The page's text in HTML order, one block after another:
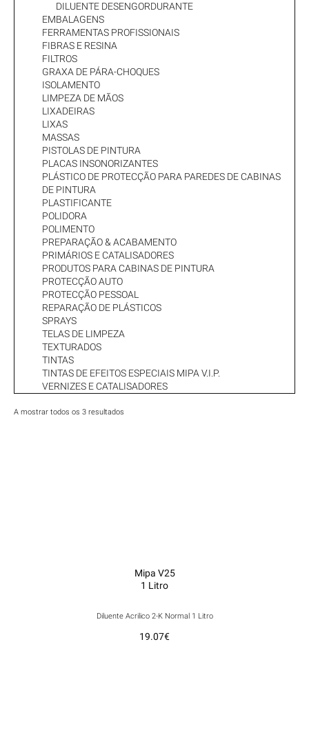
A mostrar todos os 3 resultados
Mipa V25
1 Litro
Diluente Acrilico 2-K Normal 1 Litro
19.07€
DILUENTE DESENGORDURANTE
EMBALAGENS
FERRAMENTAS PROFISSIONAIS
FIBRAS E RESINA
FILTROS
GRAXA DE PÁRA-CHOQUES
ISOLAMENTO
LIMPEZA DE MÃOS
LIXADEIRAS
LIXAS
MASSAS
PISTOLAS DE PINTURA
PLACAS INSONORIZANTES
PLÁSTICO DE PROTECÇÃO PARA PAREDES DE CABINAS
DE PINTURA
PLASTIFICANTE
POLIDORA
POLIMENTO
PREPARAÇÃO & ACABAMENTO
PRIMÁRIOS E CATALISADORES
PRODUTOS PARA CABINAS DE PINTURA
PROTECÇÃO AUTO
PROTECÇÃO PESSOAL
REPARAÇÃO DE PLÁSTICOS
SPRAYS
TELAS DE LIMPEZA
TEXTURADOS
TINTAS
TINTAS DE EFEITOS ESPECIAIS MIPA V.I.P.
VERNIZES E CATALISADORES